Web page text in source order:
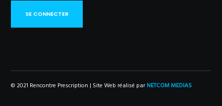
SE CONNECTER
© 2021 Rencontre Prescription | Site Web réalisé par NETCOM MEDIAS